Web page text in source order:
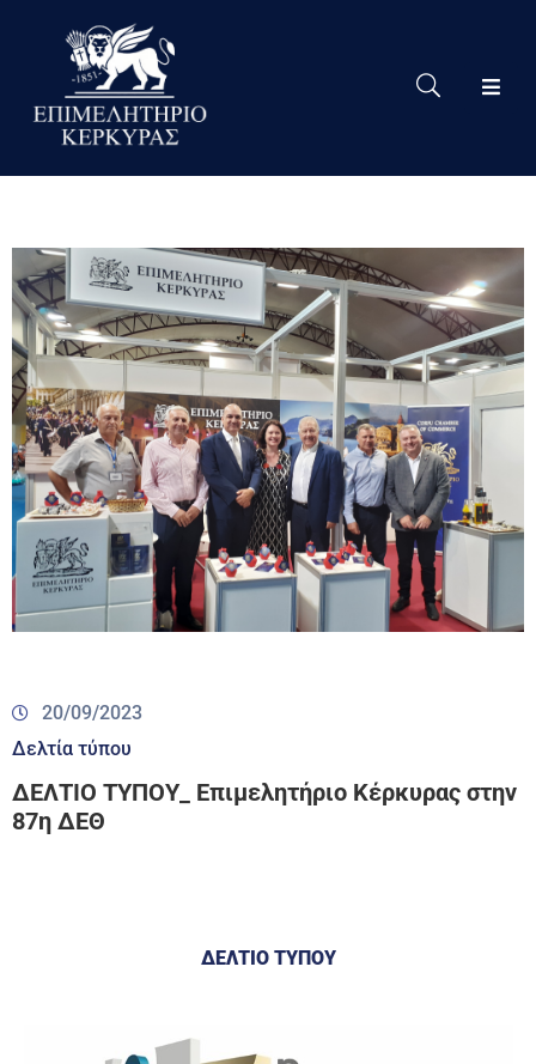
Το
Eπιμελητήριο
Νέα
Υπηρεσίες
Ειδική
Πληροφόρηση
Χρήσιμες
Συνδέσεις
20/09/2023
Δελτία τύπου
ΔΕΛΤΙΟ ΤΥΠΟΥ_ Επιμελητήριο Κέρκυρας στην
87η ΔΕΘ
ΔΕΛΤΙΟ ΤΥΠΟΥ